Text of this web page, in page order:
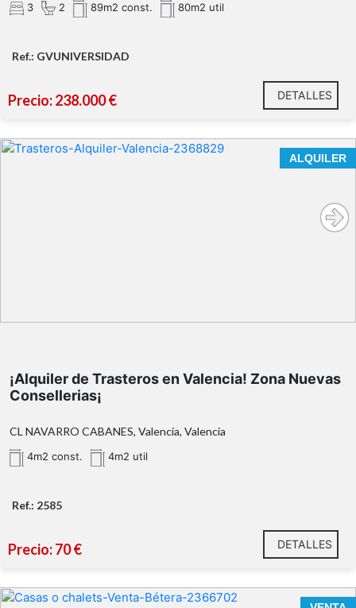
Climalite
3 2 89m2 const. 80m2 util
Ref.: GVUNIVERSIDAD
Precio: 238.000 € DETALLES
ALQUILER
96
www.antoniojserra.com
¡Alquiler de Trasteros en Valencia! Zona Nuevas
Consellerias¡
CL NAVARRO CABANES, Valencia, Valencia
4m2 const. 4m2 util
Ref.: 2585
Precio: 70 € DETALLES